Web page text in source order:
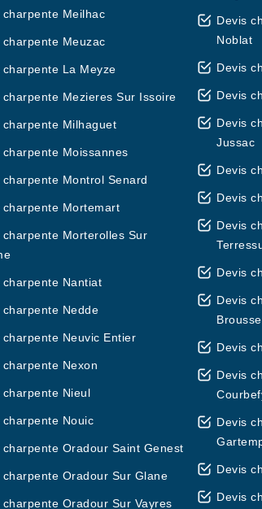
charpente Meilhac
charpente Meuzac
charpente La Meyze
charpente Mezieres Sur Issoire
charpente Milhaguet
charpente Moissannes
charpente Montrol Senard
charpente Mortemart
charpente Morterolles Sur
charpente Nantiat
charpente Nedde
charpente Neuvic Entier
charpente Nexon
charpente Nieul
charpente Nouic
charpente Oradour Saint Genest
charpente Oradour Sur Glane
charpente Oradour Sur Vayres
Devis
Noblat
Devis
Devis
Devis
Jussac
Devis
Devis
Devis
Devis
Devis
Brousse
Devis
Devis
Devis
Devis
Devis